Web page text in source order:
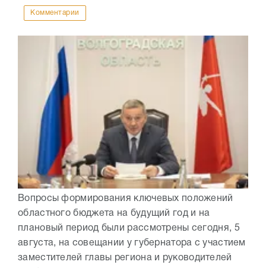
Комментарии
Вопросы формирования ключевых положений
областного бюджета на будущий год и на
плановый период были рассмотрены сегодня, 5
августа, на совещании у губернатора с участием
заместителей главы региона и руководителей